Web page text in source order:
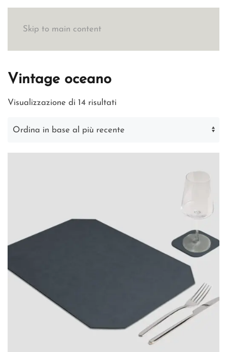
Skip to main content
Vintage oceano
Visualizzazione di 14 risultati
al